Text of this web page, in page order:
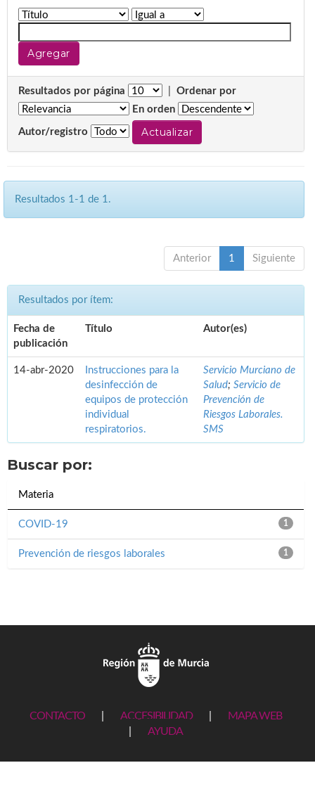
Resultados por página
Ordenar por
En orden
Autor/registro
Resultados 1-1 de 1.
Anterior 1 Siguiente
Resultados por ítem:
Fecha de
publicación
Título Autor(es)
14-abr-2020
Instrucciones para la
desinfección de
equipos de protección
individual
respiratorios.
Servicio Murciano de
Salud; Servicio de
Prevención de
Riesgos Laborales.
SMS
Buscar por:
Materia
1
COVID-19
1
Prevención de riesgos laborales
CONTACTO ACCESIBILIDAD
MAPA WEB
AYUDA